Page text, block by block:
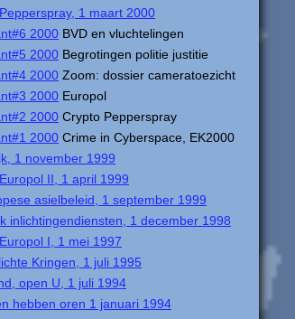
1 maart 2000
2000 BVD en vluchtelingen
2000 Begrotingen politie justitie
2000 Zoom: dossier cameratoezicht
2000 Europol
2000 Crypto Pepperspray
2000 Crime in Cyberspace, EK2000
1 november 1999
II, 1 april 1999
asielbeleid, 1 september 1999
inlichtingendiensten, 1 december 1998
I, 1 mei 1997
Kringen, 1 juli 1995
open U, 1 juli 1994
hebben oren 1 januari 1994